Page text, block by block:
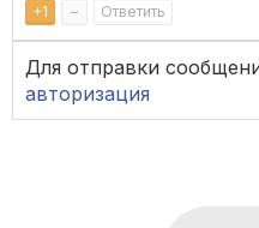
+1 – Ответить
Для отправки
авторизация